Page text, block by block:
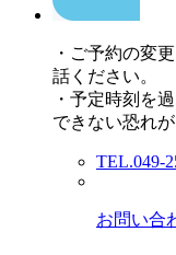
・ご予約の変
話ください。
・予定時刻を
できない恐れが
TEL.049-
お問い合